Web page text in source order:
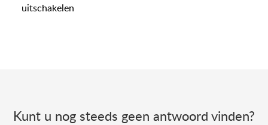
uitschakelen
Kunt u nog steeds geen antwoord vinden?